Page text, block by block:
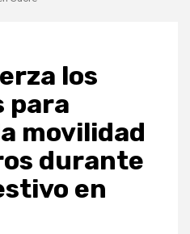
los
para
movilidad
durante
en